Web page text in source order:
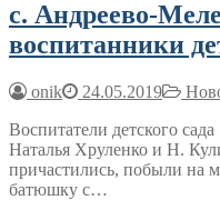
с. Андреево-
воспитанники
onik 24.05.2019
Воспитатели детского
Наталья Хруленко и Н.
причастились, побыли на
батюшку с…